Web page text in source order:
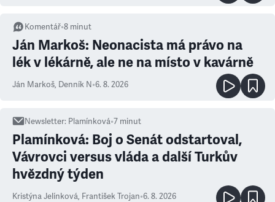
Komentář•8 minut
Ján Markoš: Neonacista má právo na
lék v lékárně, ale ne na místo v kavárně
Ján Markoš, Denník N•6. 8. 2026
Newsletter: Plamínková•7 minut
Plamínková: Boj o Senát odstartoval,
Vávrovci versus vláda a další Turkův
hvězdný týden
Kristýna Jelínková, František Trojan•6. 8. 2026